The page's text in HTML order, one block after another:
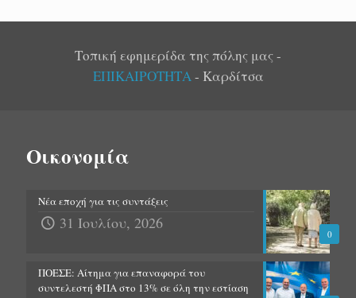
Τοπική εφημερίδα της πόλης μας -
ΕΠΙΚΑΙΡΟΤΗΤΑ - Καρδίτσα
Οικονομία
0
Νέα εποχή για τις συντάξεις
31 Ιουλίου, 2026
ΠΟΕΣΕ: Αίτημα για επαναφορά του
συντελεστή ΦΠΑ στο 13% σε όλη την εστίαση